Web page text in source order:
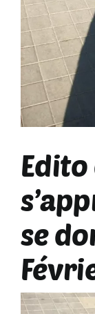
Edito
se